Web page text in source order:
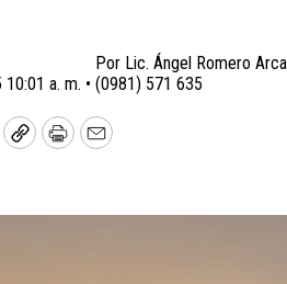
a. m. •
Por Lic. Ángel Romero
(0981) 571 635
CopyPrintEmail